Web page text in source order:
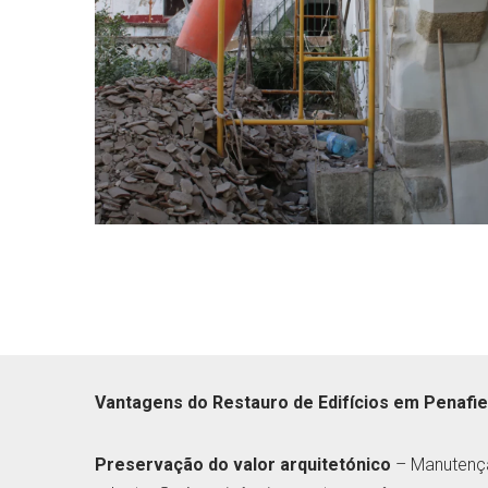
Vantagens do Restauro de Edifícios em
Preservação do valor arquitetónico –